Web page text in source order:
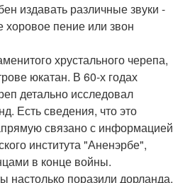
издавать различные звуки -
хоровое пение или звон
хрустального черепа,
юкатан. В 60-х годах
детально исследовал
Есть сведения, что это
связано с информацией
института "Аненэрбе",
в конце войны.
настолько поразили дорланда,